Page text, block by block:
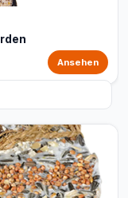
Ansehen